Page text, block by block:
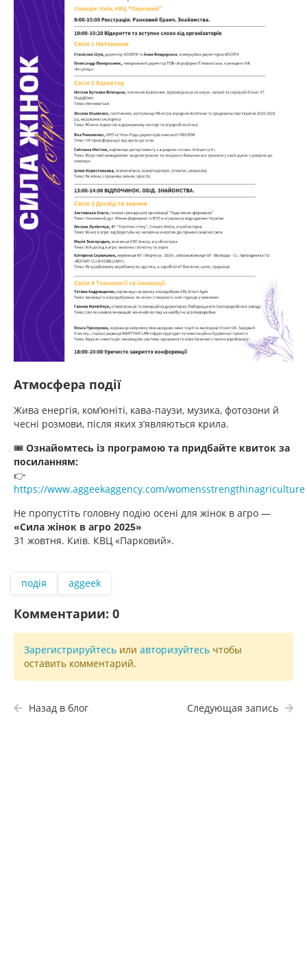
Атмосфера події
Жива енергія, комʼюніті, кава-паузи, музика, фотозони й
чесні розмови, після яких з’являються крила.
🎟 Ознайомтесь із програмою та придбайте квиток за
посиланням:
👉
https://www.aggeekaggency.com/womensstrengthinagriculture
Не пропустіть головну подію осені для жінок в агро —
«Сила жінок в агро 2025»
31 жовтня. Київ. КВЦ «Парковий».
подія aggeek
Комментарии: 0
Зарегистрируйтесь или авторизуйтесь чтобы
оставить комментарий.
Назад в блог Следующая запись